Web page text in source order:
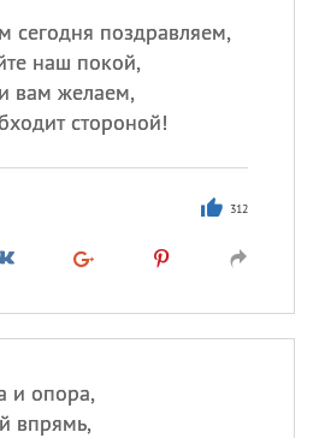
сегодня поздравляем,
наш покой,
вам желаем,
стороной!
312
и опора,
впрямь,